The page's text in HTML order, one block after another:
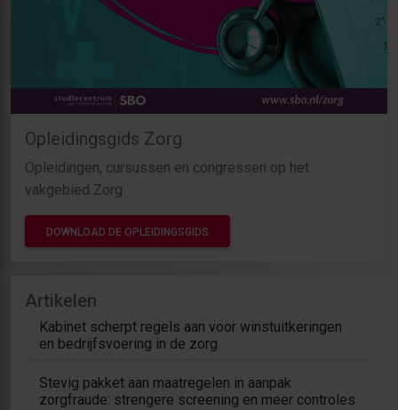
Opleidingsgids Zorg
Opleidingen, cursussen en congressen op het
vakgebied Zorg
DOWNLOAD DE OPLEIDINGSGIDS
Artikelen
Kabinet scherpt regels aan voor winstuitkeringen
en bedrijfsvoering in de zorg
Stevig pakket aan maatregelen in aanpak
zorgfraude: strengere screening en meer controles